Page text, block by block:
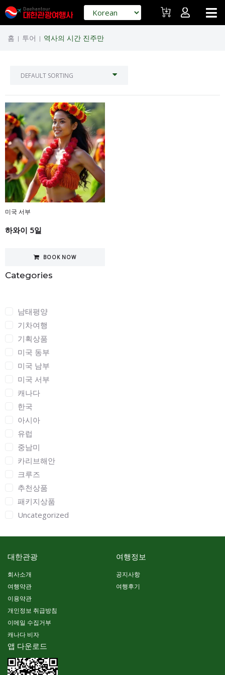
홈 | 투어 | 역사의 시간 진주만
Categories
남태평양
기차여행
기획상품
미국 동부
미국 남부
미국 서부
캐나다
한국
아시아
유럽
중남미
카리브해안
크루즈
추천상품
패키지상품
Uncategorized
미국 서부
하와이 5일
BOOK NOW
대한관광
회사소개
여행약관
이용약관
개인정보 취급방침
이메일 수집거부
캐나다 비자
여행정보
공지사항
여행후기
앱 다운로드